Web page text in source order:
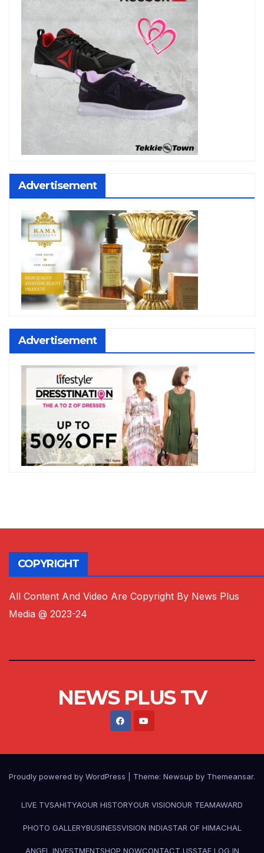
Advertisement
Advertisement
COPYRIGHT
All Content And Video Are Copyright By News Plus
Media @ 2023-24
NEWS PLUS TV
Proudly powered by WordPress Theme: Newsup by Themeansar.
LIVE TVSAHITYAOUR HISTORYOUR VISIONOUR TEAMAWARD
PHOTO GALLERYBUSINESSVISION INDIASTAR OF HIMACHAL
ANGEL INVESTMENTSHOP NOWCONTACT USSTAF LOG IN